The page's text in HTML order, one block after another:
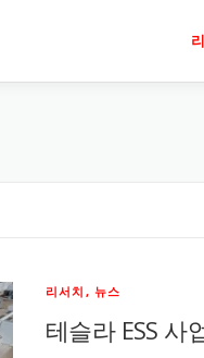
리서치, 뉴스
테슬라 ESS 사